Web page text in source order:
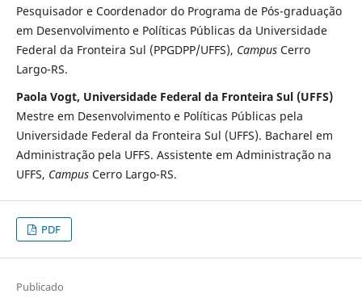
Pesquisador e Coordenador do Programa de Pós-graduação
em Desenvolvimento e Políticas Públicas da Universidade
Federal da Fronteira Sul (PPGDPP/UFFS), CampusCerro
Largo-RS.
Paola Vogt, Universidade Federal da Fronteira Sul (UFFS)
Mestre em Desenvolvimento e Políticas Públicas pela
Universidade Federal da Fronteira Sul (UFFS). Bacharel em
Administração pela UFFS. Assistente em Administração na
UFFS, CampusCerro Largo-RS.
PDF
Publicado